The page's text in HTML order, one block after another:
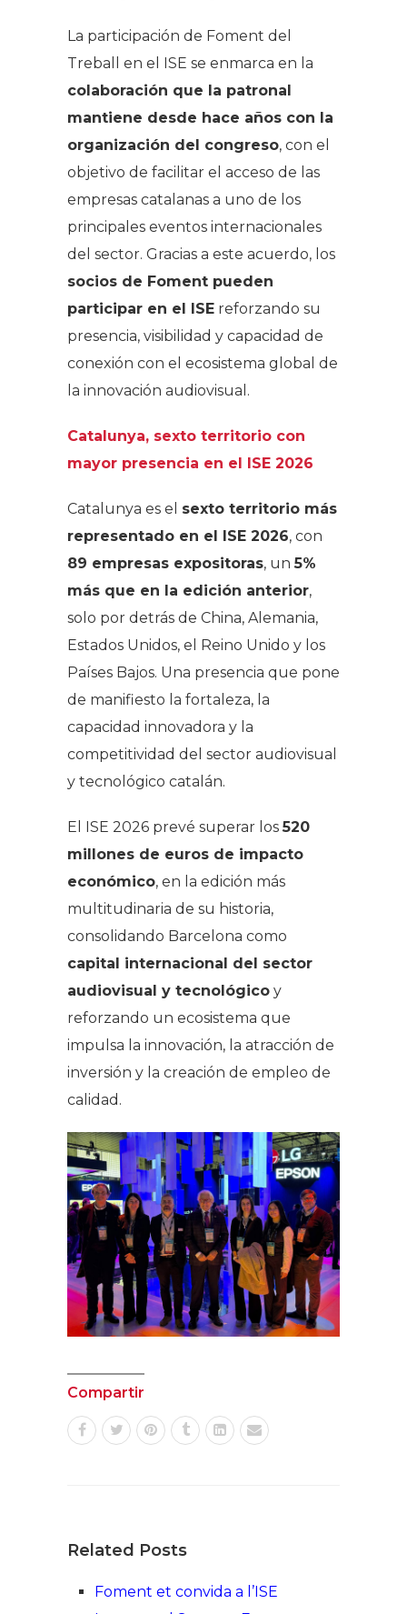
La participación de Foment del
Treball en el ISE se enmarca en la
colaboración que la patronal
mantiene desde hace años con la
organización del congreso, con el
objetivo de facilitar el acceso de las
empresas catalanas a uno de los
principales eventos internacionales
del sector. Gracias a este acuerdo, los
socios de Foment pueden
participar en el ISE reforzando su
presencia, visibilidad y capacidad de
conexión con el ecosistema global de
la innovación audiovisual.
Catalunya, sexto territorio con
mayor presencia en el ISE 2026
Catalunya es el sexto territorio más
representado en el ISE 2026, con
89 empresas expositoras, un5%
más que en la edición anterior,
solo por detrás de China, Alemania,
Estados Unidos, el Reino Unido y los
Países Bajos. Una presencia que pone
de manifiesto la fortaleza, la
capacidad innovadora y la
competitividad del sector audiovisual
y tecnológico catalán.
El ISE 2026 prevé superar los520
millones de euros de impacto
económico, en la edición más
multitudinaria de su historia,
consolidando Barcelona como
capital internacional del sector
audiovisual y tecnológico y
reforzando un ecosistema que
impulsa la innovación, la atracción de
inversión y la creación de empleo de
calidad.
Compartir
Related Posts
Foment et convida a l’ISE